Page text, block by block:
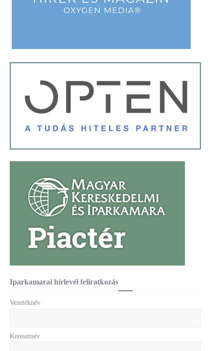
Iparkamarai hírlevél feliratkozás
Vezetéknév
Keresztnév